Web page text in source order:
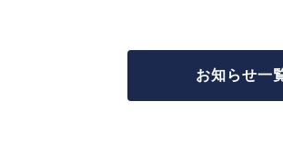
お知らせ一